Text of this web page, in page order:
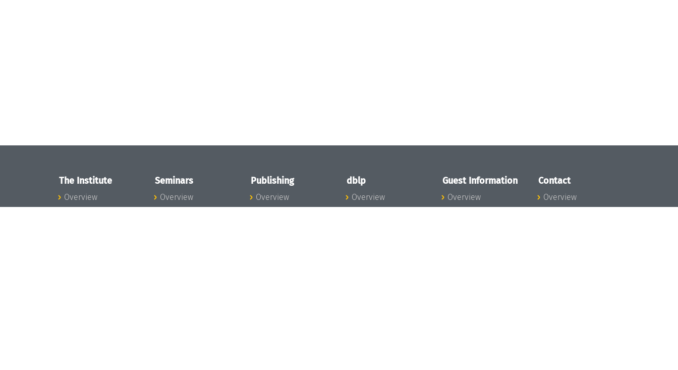
The Institute
Overview
Seminars
Overview
Publishing
Overview
dblp
Overview
Guest Information
Overview
Contact
Overview